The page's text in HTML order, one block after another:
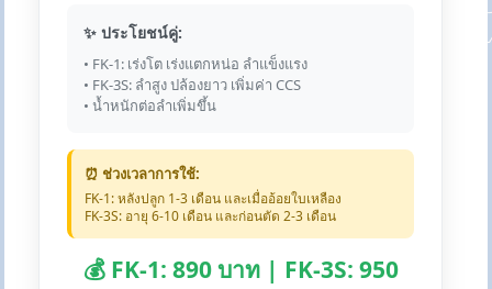
✨ ประโยชน์คู่:
• FK-1: เร่งโต เร่งแตกหน่อ ลำแข็งแรง
• FK-3S: ลำสูง ปล้องยาว เพิ่มค่า CCS
• น้ำหนักต่อลำเพิ่มขึ้น
⏰ ช่วงเวลาการใช้:
FK-1: หลังปลูก 1-3 เดือน และเมื่ออ้อยใบเหลือง
FK-3S: อายุ 6-10 เดือน และก่อนตัด 2-3 เดือน
💰 FK-1: 890 บาท | FK-3S: 950